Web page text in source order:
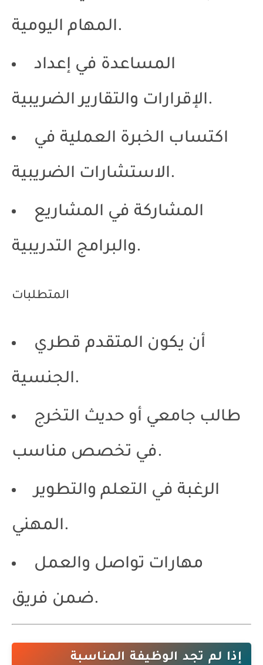
المهام اليومية.
المساعدة في إعداد
الإقرارات والتقارير الضريبية.
اكتساب الخبرة العملية في
الاستشارات الضريبية.
المشاركة في المشاريع
والبرامج التدريبية.
المتطلبات
أن يكون المتقدم قطري
الجنسية.
طالب جامعي أو حديث التخرج
في تخصص مناسب.
الرغبة في التعلم والتطوير
المهني.
مهارات تواصل والعمل
ضمن فريق.
إذا لم تجد الوظيفة المناسبة